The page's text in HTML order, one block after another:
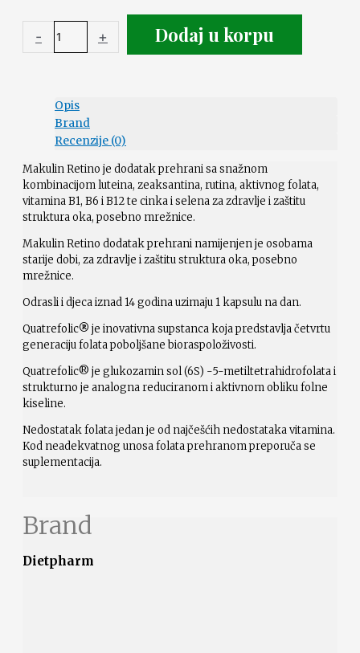
- + Dodaj u korpu
Opis
Brand
Recenzije (0)
Makulin Retino je dodatak prehrani sa snažnom
kombinacijom luteina, zeaksantina, rutina, aktivnog folata,
vitamina B1, B6 i B12 te cinka i selena za zdravlje i zaštitu
struktura oka, posebno mrežnice.
Makulin Retino dodatak prehrani namijenjen je osobama
starije dobi, za zdravlje i zaštitu struktura oka, posebno
mrežnice.
Odrasli i djeca iznad 14 godina uzimaju 1 kapsulu na dan.
Quatrefolic® je inovativna supstanca koja predstavlja četvrtu
generaciju folata poboljšane bioraspoloživosti.
Quatrefolic® je glukozamin sol (6S) -5-metiltetrahidrofolata i
strukturno je analogna reduciranom i aktivnom obliku folne
kiseline.
Nedostatak folata jedan je od najčešćih nedostataka vitamina.
Kod neadekvatnog unosa folata prehranom preporuča se
suplementacija.
Brand
Dietpharm